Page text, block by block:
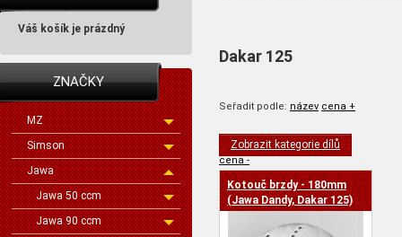
Váš košík je prázdný
ZNAČKY
MZ
Simson
Jawa
Jawa 50 ccm
Jawa 90 ccm
Dakar 125
Seřadit podle: název cena +
cena -
Zobrazit kategorie dílů
Kotouč brzdy - 180mm
(Jawa Dandy, Dakar 125)